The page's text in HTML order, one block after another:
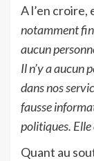
A l’en croire,
notamment
aucun
Il n’y a aucun
dans nos
fausse
politiques. Elle
Quant au